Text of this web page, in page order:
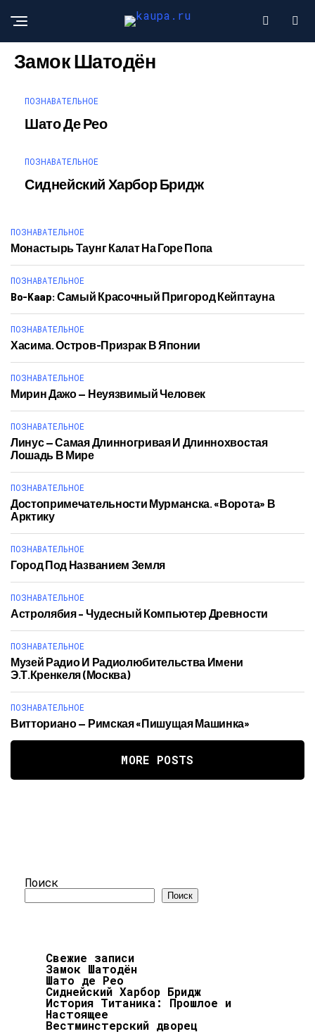
Замок Шатодён
ПОЗНАВАТЕЛЬНОЕ
Шато Де Рео
ПОЗНАВАТЕЛЬНОЕ
Сиднейский Харбор Бридж
ПОЗНАВАТЕЛЬНОЕ
Монастырь Таунг Калат На Горе Попа
ПОЗНАВАТЕЛЬНОЕ
Bo-Kaap: Самый Красочный Пригород Кейптауна
ПОЗНАВАТЕЛЬНОЕ
Хасима. Остров-Призрак В Японии
ПОЗНАВАТЕЛЬНОЕ
Мирин Дажо — Неуязвимый Человек
ПОЗНАВАТЕЛЬНОЕ
Линус — Самая Длинногривая И Длиннохвостая
Лошадь В Мире
ПОЗНАВАТЕЛЬНОЕ
Достопримечательности Мурманска. «Ворота» В
Арктику
ПОЗНАВАТЕЛЬНОЕ
Город Под Названием Земля
ПОЗНАВАТЕЛЬНОЕ
Астролябия – Чудесный Компьютер Древности
ПОЗНАВАТЕЛЬНОЕ
Музей Радио И Радиолюбительства Имени
Э.Т.Кренкеля (Москва)
ПОЗНАВАТЕЛЬНОЕ
Витториано — Римская «Пишущая Машинка»
MORE POSTS
Поиск
Поиск
Свежие записи
Замок Шатодён
Шато де Рео
Сиднейский Харбор Бридж
История Титаника: Прошлое и
Настоящее
Вестминстерский дворец